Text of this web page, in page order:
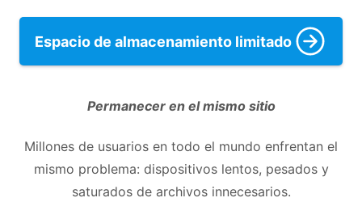
Espacio de almacenamiento limitado
Permanecer en el mismo sitio
Millones de usuarios en todo el mundo enfrentan el
mismo problema: dispositivos lentos, pesados y
saturados de archivos innecesarios.